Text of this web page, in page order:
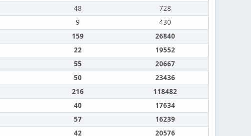
48
728
9
430
159
26840
22
19552
55
20667
50
23436
216
118482
40
17634
57
16239
42
20576